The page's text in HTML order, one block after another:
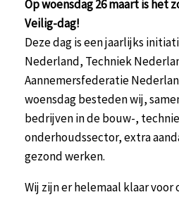
actueel
werken bij kelderman
Op woensdag 26 maart is het
Veilig-dag!
Deze dag is een jaarlijks
Nederland, Techniek
Aannemersfederatie
woensdag besteden wij,
bedrijven in de bouw-,
onderhoudssector, extra
gezond werken.
Wij zijn er helemaal klaar voor